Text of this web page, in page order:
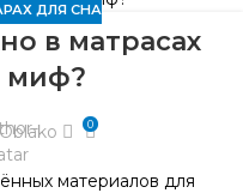
ДЛЯ СНА
в матрасах
миф?
0
материалов для